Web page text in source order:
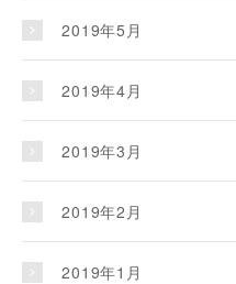
2019年5月
2019年4月
2019年3月
2019年2月
2019年1月